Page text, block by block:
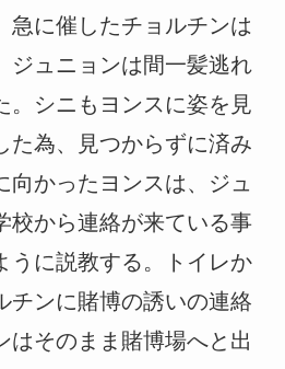
急に催したチョルチンは
ジュニョンは間一髪逃れ
。シニもヨンスに姿を見
た為、見つからずに済み
向かったヨンスは、ジュ
校から連絡が来ている事
うに説教する。トイレか
チンに賭博の誘いの連絡
はそのまま賭博場へと出